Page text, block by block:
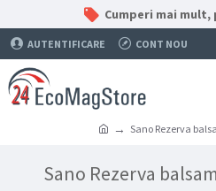
Cumperi mai
AUTENTIFICARE CONT NOU
Sano Rezerva
Sano Rezerva